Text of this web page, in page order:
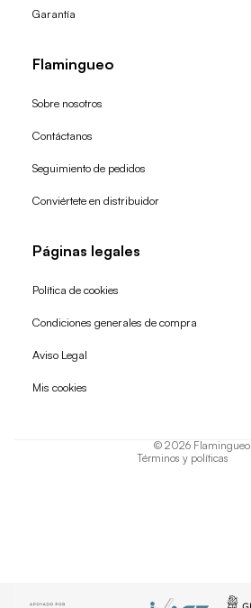
Garantía
Flamingueo
Sobre nosotros
Contáctanos
Seguimiento de pedidos
Conviértete en distribuidor
Páginas legales
Política de cookies
Condiciones generales de compra
Aviso Legal
Mis cookies
© 2026 Flamingueo
Términos y políticas